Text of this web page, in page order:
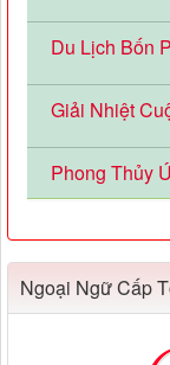
Du Lịch Bốn
Giải Nhiệt
Phong Thủy
Ngoại Ngữ Cấp